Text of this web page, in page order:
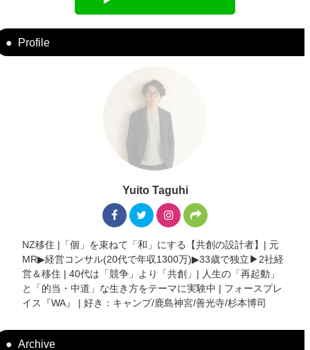
Profile
Yuito Taguhi
NZ移住 |「個」を束ねて「和」にする【共創の設計者】| 元
MR▶︎経営コンサル(20代で年収1300万)▶︎33歳で独立▶︎2社経
営＆移住 | 40代は「競争」より「共創」| 人生の「再起動」
と「的当・中道」な生き方をテーマに実験中 | フォースプレ
イス『WA』 | 好き：キャンプ/鹿島神宮/善光寺/杉本博司
Archive